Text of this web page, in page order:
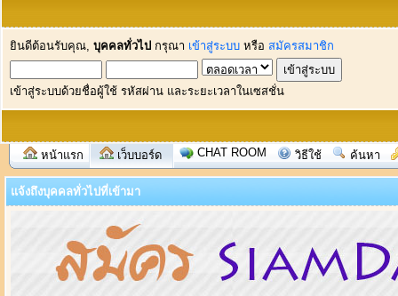
ยินดีต้อนรับคุณ, บุคคลทั่วไป กรุณา เข้าสู่ระบบ หรือ สมัครสมาชิก
เข้าสู่ระบบด้วยชื่อผู้ใช้ รหัสผ่าน และระยะเวลาในเซสชั่น
หน้าแรก เว็บบอร์ด CHAT ROOM วิธีใช้ ค้นหา
แจ้งถึงบุคคลทั่วไปที่เข้ามา